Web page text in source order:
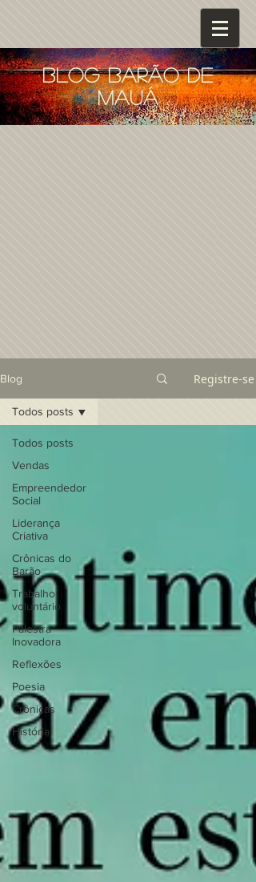
blog barão de
mauá
Blog Registre-se
Todos posts
Vendas
Empreendedor
Social
Liderança
Criativa
Crônicas do
Barão
Trabalho
voluntário
Palestra
Inovadora
Reflexões
Poesia
Crônicas
História
Todos posts